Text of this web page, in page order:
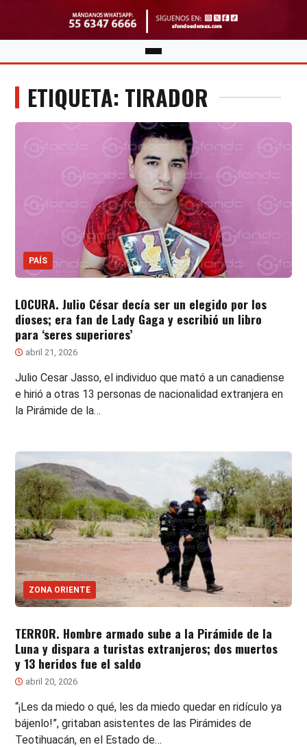
ETIQUETA: TIRADOR
PAÍS
LOCURA. Julio César decía ser un elegido por los
dioses; era fan de Lady Gaga y escribió un libro
para ‘seres superiores’
abril 21, 2026
Julio Cesar Jasso, el individuo que mató a un canadiense
e hirió a otras 13 personas de nacionalidad extranjera en
la Pirámide de la…
ZONA ORIENTE
TERROR. Hombre armado sube a la Pirámide de la
Luna y dispara a turistas extranjeros; dos muertos
y 13 heridos fue el saldo
abril 20, 2026
“¡Les da miedo o qué, les da miedo quedar en ridículo ya
bájenlo!”, gritaban asistentes de las Pirámides de
Teotihuacán, en el Estado de…